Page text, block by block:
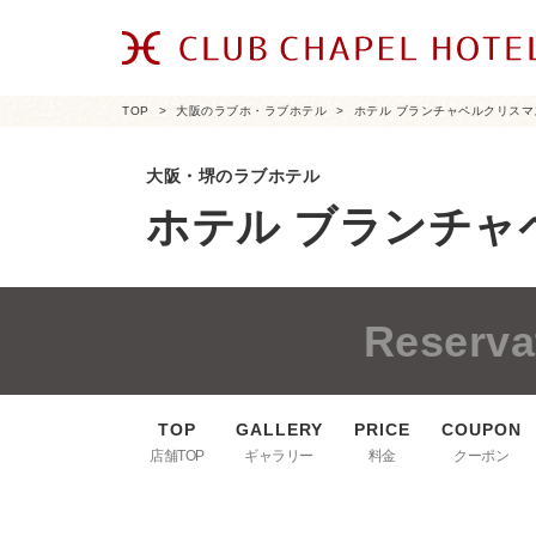
TOP 大阪のラブホ・ラブホテル ホテル ブランチャペルクリス
大阪・堺のラブホテル
ホテル ブランチャ
店舗TOP ギャラリー 料金 クーポン